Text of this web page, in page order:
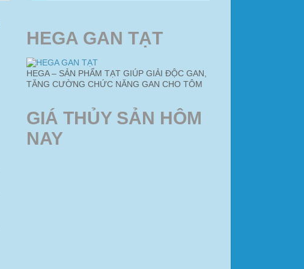
HEGA GAN TẠT
HEGA – SẢN PHẨM TẠT GIÚP GIẢI ĐỘC GAN,
TĂNG CƯỜNG CHỨC NĂNG GAN CHO TÔM
GIÁ THỦY SẢN HÔM
NAY